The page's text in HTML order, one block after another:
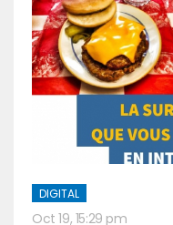
DIGITAL
Oct 19, 15:29 pm